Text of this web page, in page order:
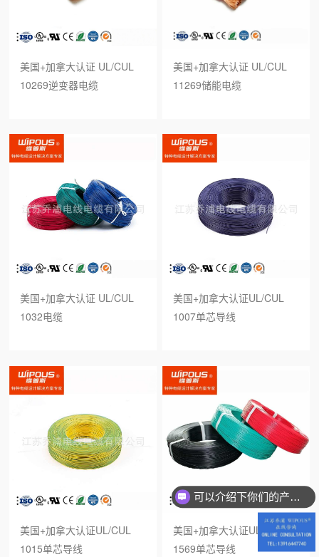
美国+加拿大认证 UL/CUL
10269逆变器电缆
美国+加拿大认证 UL/CUL
11269储能电缆
美国+加拿大认证 UL/CUL
1032电缆
美国+加拿大认证UL/CUL
1007单芯导线
美国+加拿大认证UL/CUL
1015单芯导线
美国+加拿大认证UL/CUL
1569单芯导线
可以介绍下你们的产品么？